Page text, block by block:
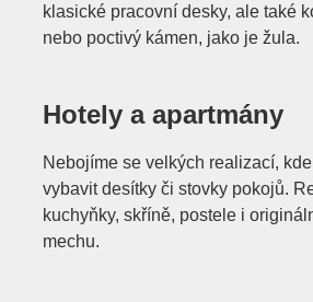
klasické pracovní desky, ale také
nebo poctivý kámen, jako je žula.
Hotely a apartmány
Nebojíme se velkých realizací,
vybavit desítky či stovky pokojů.
kuchyňky, skříně, postele i
mechu.